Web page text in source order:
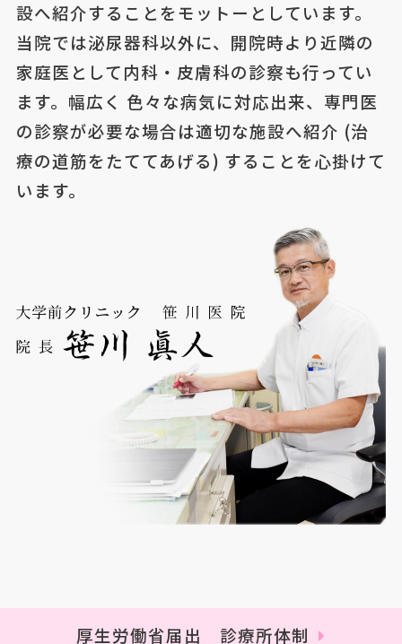
設へ紹介することをモットーとしています。
当院では泌尿器科以外に、開院時より近隣の
家庭医として内科・皮膚科の診察も行ってい
ます。幅広く 色々な病気に対応出来、専門医
の診察が必要な場合は適切な施設へ紹介 (治
療の道筋をたててあげる) することを心掛けて
います。
厚生労働省届出 診療所体制